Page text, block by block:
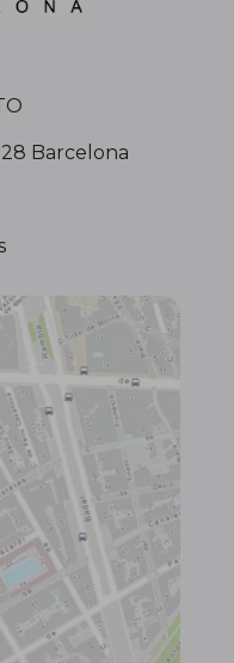
Barcelona